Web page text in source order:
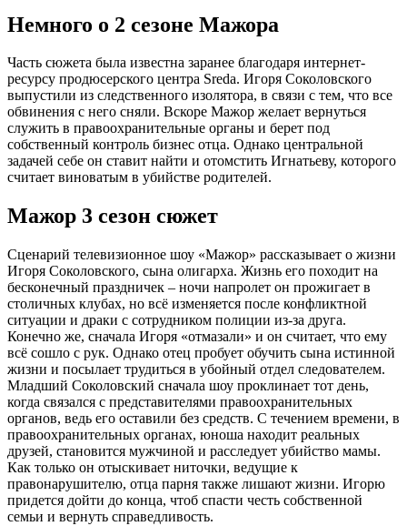
Немного о 2 сезоне Мажора
Часть сюжета была известна заранее благодаря интернет-
ресурсу продюсерского центра Sreda. Игоря Соколовского
выпустили из следственного изолятора, в связи с тем, что все
обвинения с него сняли. Вскоре Мажор желает вернуться
служить в правоохранительные органы и берет под
собственный контроль бизнес отца. Однако центральной
задачей себе он ставит найти и отомстить Игнатьеву, которого
считает виноватым в убийстве родителей.
Мажор 3 сезон сюжет
Сценарий телевизионное шоу «Мажор» рассказывает о жизни
Игоря Соколовского, сына олигарха. Жизнь его походит на
бесконечный праздничек – ночи напролет он прожигает в
столичных клубах, но всё изменяется после конфликтной
ситуации и драки с сотрудником полиции из-за друга.
Конечно же, сначала Игоря «отмазали» и он считает, что ему
всё сошло с рук. Однако отец пробует обучить сына истинной
жизни и посылает трудиться в убойный отдел следователем.
Младший Соколовский сначала шоу проклинает тот день,
когда связался с представителями правоохранительных
органов, ведь его оставили без средств. С течением времени, в
правоохранительных органах, юноша находит реальных
друзей, становится мужчиной и расследует убийство мамы.
Как только он отыскивает ниточки, ведущие к
правонарушителю, отца парня также лишают жизни. Игорю
придется дойти до конца, чтоб спасти честь собственной
семьи и вернуть справедливость.